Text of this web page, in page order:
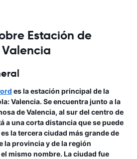
Estación de
es la estación principal de la
Valencia. Se encuentra junto a la
de Valencia, al sur del centro de
a una corta distancia que se puede
la tercera ciudad más grande de
la provincia y de la región
mismo nombre. La ciudad fue